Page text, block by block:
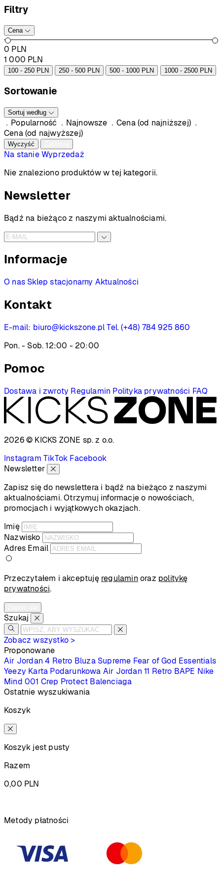
Filtry
Cena
0 PLN
1 000 PLN
100 - 250 PLN 250 - 500 PLN 500 - 1000 PLN 1000 - 2500 PLN
Sortowanie
Sortuj według
Popularność Najnowsze
Cena (od najniższej)
Cena (od najwyższej)
Wyczyść
Na stanieWyprzedaż
Nie znaleziono produktów w tej kategorii.
Newsletter
Bądź na bieżąco z naszymi aktualnościami.
Informacje
O nas Sklep stacjonarny Aktualności
Kontakt
E-mail: biuro@kickszone.pl Tel. (+48) 784 925 860
Pon. - Sob. 12:00 - 20:00
Pomoc
Dostawa i zwroty Regulamin Polityka prywatności FAQ
2026 © KICKS ZONE sp. z o.o.
Instagram TikTok Facebook
Newsletter
Zapisz się do newslettera i bądź na bieżąco z naszymi
aktualnościami. Otrzymuj informacje o nowościach,
promocjach i wyjątkowych okazjach.
Imię
Nazwisko
Adres Email
Przeczytałem i akceptuję regulamin oraz politykę
prywatności.
Szukaj
Zobacz wszystko >
Proponowane
Air Jordan 4 Retro Bluza Supreme Fear of God Essentials
Yeezy Karta Podarunkowa Air Jordan 11 Retro BAPE Nike
Mind 001 Crep Protect Balenciaga
Ostatnie wyszukiwania
Koszyk
Koszyk jest pusty
Razem
0,00 PLN
Metody płatności